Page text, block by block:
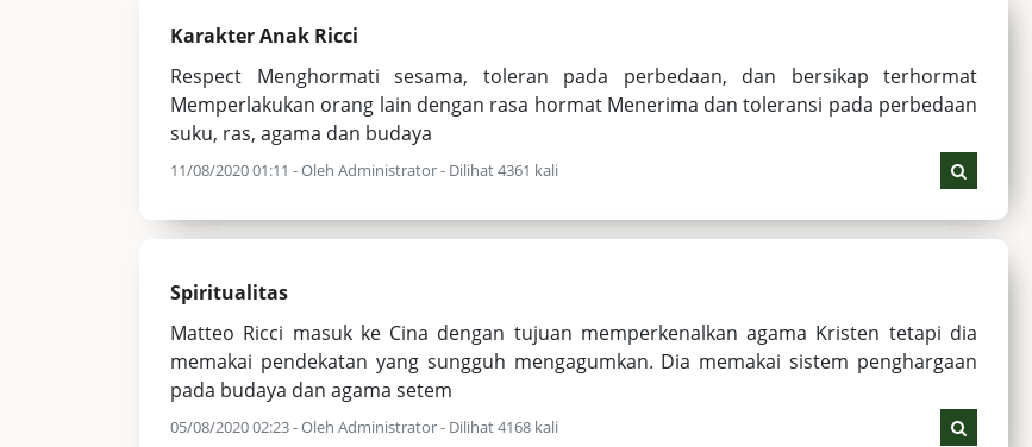
Karakter Anak Ricci
Respect Menghormati sesama, toleran pada perbedaan, dan bersikap terhormat
Memperlakukan orang lain dengan rasa hormat Menerima dan toleransi pada perbedaan
suku, ras, agama dan budaya
11/08/2020 01:11 - Oleh Administrator - Dilihat 4361 kali
Spiritualitas
Matteo Ricci masuk ke Cina dengan tujuan memperkenalkan agama Kristen tetapi dia
memakai pendekatan yang sungguh mengagumkan. Dia memakai sistem penghargaan
pada budaya dan agama setem
05/08/2020 02:23 - Oleh Administrator - Dilihat 4168 kali